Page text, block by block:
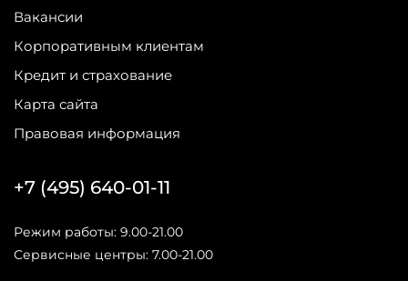
Вакансии
Корпоративным клиентам
Кредит и страхование
Карта сайта
Правовая информация
+7 (495) 640-01-11
Режим работы: 9.00-21.00
Сервисные центры: 7.00-21.00